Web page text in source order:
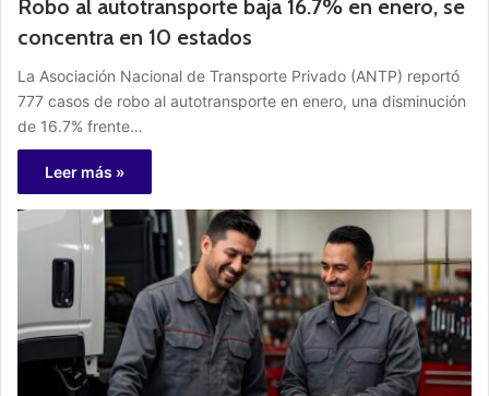
Robo al autotransporte baja 16.7% en enero, se
concentra en 10 estados
La Asociación Nacional de Transporte Privado (ANTP) reportó
777 casos de robo al autotransporte en enero, una disminución
de 16.7% frente…
Leer más »